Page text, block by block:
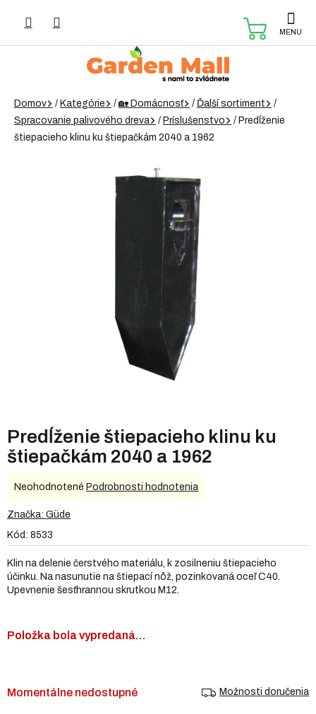
Domov / Kategórie / 🏡 Domácnosť / Ďalší sortiment
/
Spracovanie palivového dreva
/ Príslušenstvo / Predĺženie
štiepacieho klinu ku štiepačkám 2040 a 1962
Predĺženie štiepacieho klinu ku
štiepačkám 2040 a 1962
Kód: 8533
Momentálne nedostupné Možnosti doručenia
Položka bola vypredaná…
Klin na delenie čerstvého materiálu, k zosilneniu štiepacieho
účinku. Na nasunutie na štiepací nôž, pozinkovaná oceľ C40.
Upevnenie šesťhrannou skrutkou M12.
Priemerné
produktu
0,0
5
hviezdičiek.
Neohodnotené Podrobnosti hodnotenia
Značka: Güde